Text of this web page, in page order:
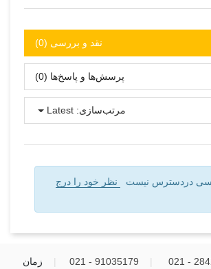
نقد و بررسی‌‌ (0)
پرسش‌ها و پاسخ‌ها (0)
مرتب‌سازی: Latest
دردسترس نیست
نظر خود را درج
91035179 - 021
زمان